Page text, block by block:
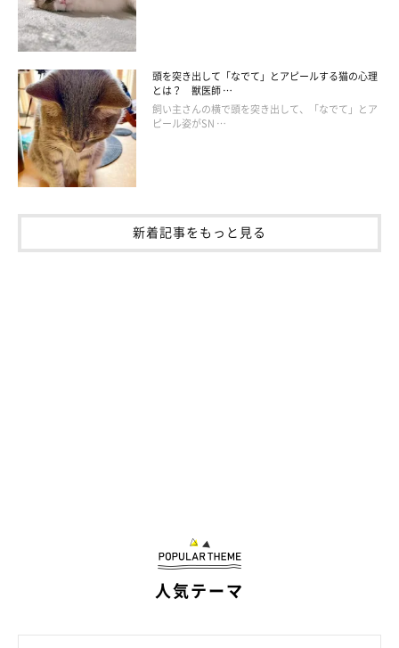
ある子には厳禁です。
■さくらんぼ
さくらんぼは、イチゴと同じく食物繊維が豊富なフルーツ。あげ
すぎには注意してください。喉に詰まらないように、タネや茎は
必ず取り除いてから与えましょう。
魚
頭を突き出して「なでて」とアピールする猫の心理
とは？ 獣医師 …
飼い主さんの横で頭を突き出して、「なでて」とア
ピール姿がSN …
新着記事をもっと見る
人気テーマ